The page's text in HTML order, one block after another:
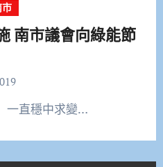
市
】一直穩中求變…